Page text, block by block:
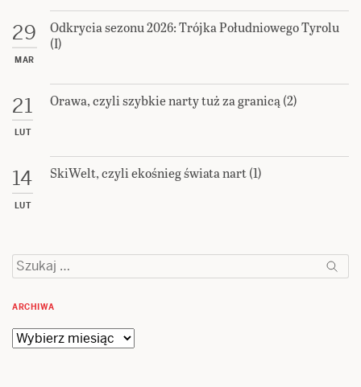
29
MAR
Odkrycia sezonu 2026: Trójka Południowego Tyrolu
(I)
21
LUT
Orawa, czyli szybkie narty tuż za granicą (2)
14
LUT
SkiWelt, czyli ekośnieg świata nart (1)
Szukaj:
ARCHIWA
Archiwa